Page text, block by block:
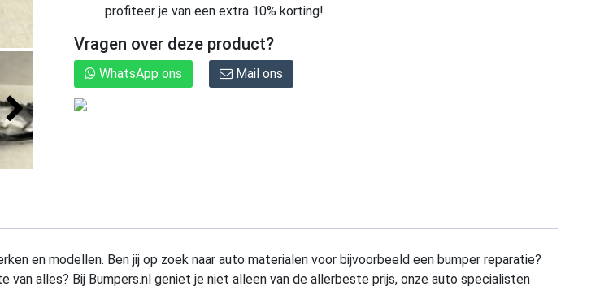
profiteer je van een extra 10% korting!
Vragen over deze product?
WhatsApp ons Mail ons
en modellen. Ben jij op zoek naar auto materialen voor bijvoorbeeld een bumper reparatie?
alles? Bij Bumpers.nl geniet je niet alleen van de allerbeste prijs, onze auto specialisten